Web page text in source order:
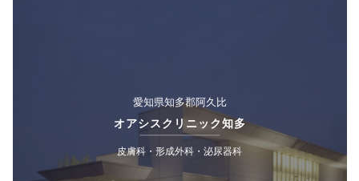
愛知県知多郡阿久比
オアシスクリニック知多
皮膚科・形成外科・泌尿器科